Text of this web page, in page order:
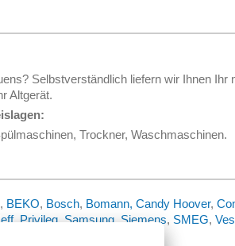
Selbstverständlich liefern wir Ihnen Ihr
Altgerät.
Trockner, Waschmaschinen.
, BEKO, Bosch, Bomann, Candy Hoover,
, Privileg Samsung Siemens, SMEG,